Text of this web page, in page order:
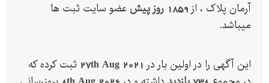
آرمان پلاک ، از 1859 روز پیش
عضو سایت ثبت ها
میباشد.
این آگهی را در اولین بار در 27th Aug 2021 ثبت کرده که